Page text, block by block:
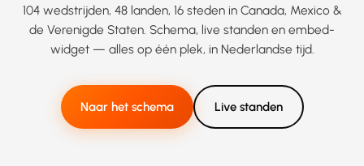
104 wedstrijden, 48 landen, 16 steden in Canada, Mexico &
de Verenigde Staten. Schema, live standen en embed-
widget — alles op één plek, in Nederlandse tijd.
Naar het schema Live standen